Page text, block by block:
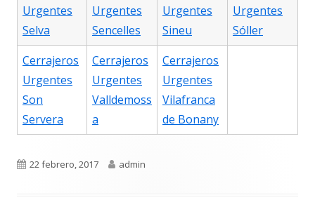
Urgentes
Selva
Urgentes
Sencelles
Urgentes
Sineu
Urgentes
Sóller
Cerrajeros
Urgentes
Son
Servera
Cerrajeros
Urgentes
Valldemoss
a
Cerrajeros
Urgentes
Vilafranca
de Bonany
Publicado
22 febrero, 2017 Autor
admin